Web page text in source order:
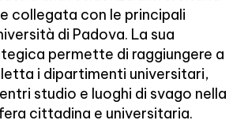
collegata con le principali
di Padova. La sua
permette di raggiungere a
i dipartimenti universitari,
studio e luoghi di svago nella
cittadina e universitaria.